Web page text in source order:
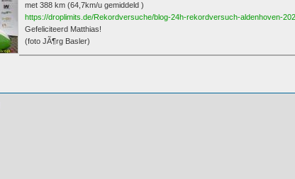
met 388 km (64,7km/u gemiddeld )
https://droplimits.de/Rekordversuche/blog-24h-rekordversuch-aldenhoven-
Gefeliciteerd Matthias!
(foto JÃ¶rg Basler)